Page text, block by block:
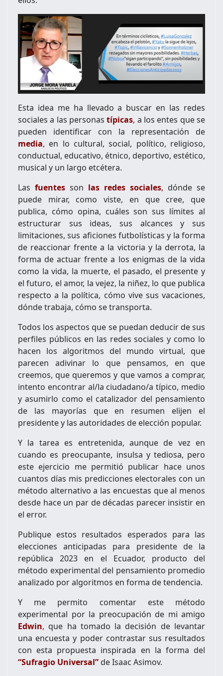
Esta idea me ha llevado a buscar en las redes
sociales a las personastípicas, a los entes que se
pueden identificar con la representación de
media, en lo cultural, social, político, religioso,
conductual, educativo, étnico, deportivo, estético,
musical y un largo etcétera.
Las fuentes son las redes sociales, dónde se
puede mirar, como viste, en que cree, que
publica, cómo opina, cuáles son sus límites al
estructurar sus ideas, sus alcances y sus
limitaciones, sus aficiones futbolísticas y la forma
de reaccionar frente a la victoria y la derrota, la
forma de actuar frente a los enigmas de la vida
como la vida, la muerte, el pasado, el presente y
el futuro, el amor, la vejez, la niñez, lo que publica
respecto a la política, cómo vive sus vacaciones,
dónde trabaja, cómo se transporta.
Todos los aspectos que se puedan deducir de sus
perfiles públicos en las redes sociales y como lo
hacen los algoritmos del mundo virtual, que
parecen adivinar lo que pensamos, en que
creemos, que queremos y que vamos a comprar,
intento encontrar al/la ciudadano/a típico, medio
y asumirlo como el catalizador del pensamiento
de las mayorías que en resumen elijen el
presidente y las autoridades de elección popular.
Y la tarea es entretenida, aunque de vez en
cuando es preocupante, insulsa y tediosa, pero
este ejercicio me permitió publicar hace unos
cuantos días mis predicciones electorales con un
método alternativo a las encuestas que al menos
desde hace un par de décadas parecer insistir en
el error.
Publique estos resultados esperados para las
elecciones anticipadas para presidente de la
república 2023 en el Ecuador, producto del
método experimental del pensamiento promedio
analizado por algoritmos en forma de tendencia.
Y me permito comentar este método
experimental por la preocupación de mi amigo
Edwin, que ha tomado la decisión de levantar
una encuesta y poder contrastar sus resultados
con esta propuesta inspirada en la forma del
“Sufragio Universal” de Isaac Asimov.